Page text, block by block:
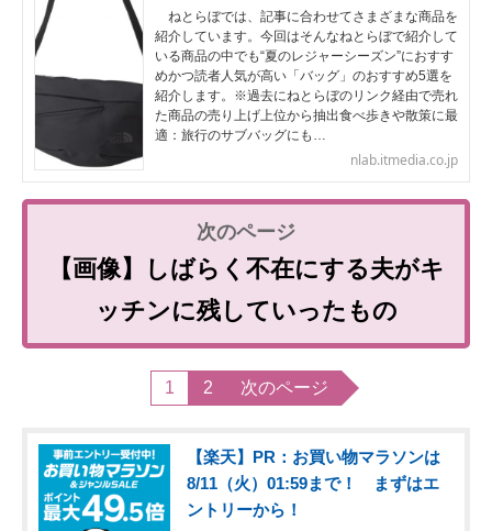
ねとらぼでは、記事に合わせてさまざまな商品を
紹介しています。今回はそんなねとらぼで紹介して
いる商品の中でも“夏のレジャーシーズン”におすす
めかつ読者人気が高い「バッグ」のおすすめ5選を
紹介します。※過去にねとらぼのリンク経由で売れ
た商品の売り上げ上位から抽出食べ歩きや散策に最
適：旅行のサブバッグにも…
nlab.itmedia.co.jp
【画像】しばらく不在にする夫がキ
ッチンに残していったもの
1 2 次のページ
【楽天】PR：お買い物マラソンは
8/11（火）01:59まで！ まずはエ
ントリーから！